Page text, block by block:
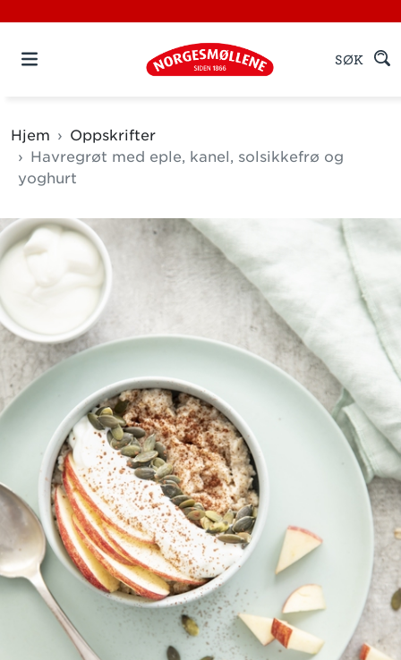
SØK
Hjem
Oppskrifter
Havregrøt med eple, kanel, solsikkefrø og
yoghurt